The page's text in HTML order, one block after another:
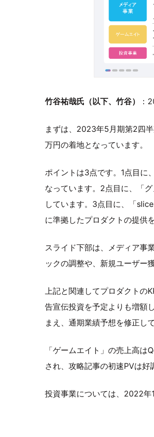
竹谷祐哉氏（以下、竹谷） ：
まずは、2023年5月期第2四
万円の着地となっています。
ポイントは3点です。1点目に
なっています。2点目に、「
しています。3点目に、「
に準拠したプロダクトの提供
スライド下部は、メディア事
ックの調整や、新規ユーザー
上記と関連してプロダクトの
告宣伝投資を予定よりも増額
まえ、通期業績予想を修正し
「ゲームエイト」の売上高
され、攻略記事の初速PVは好
投資事業については、2022年